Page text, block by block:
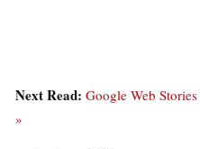
Next Read: Google Web
»